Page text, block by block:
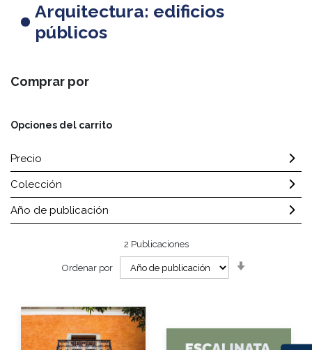
Arquitectura: edificios
públicos
Comprar por
Opciones del carrito
Precio
Colección
Año de publicación
2 Publicaciones
Ordenar por